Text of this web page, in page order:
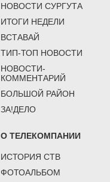
НОВОСТИ СУРГУТА
ИТОГИ НЕДЕЛИ
ВСТАВАЙ
ТИП-ТОП НОВОСТИ
НОВОСТИ-
КОММЕНТАРИЙ
БОЛЬШОЙ РАЙОН
ЗА!ДЕЛО
О ТЕЛЕКОМПАНИИ
ИСТОРИЯ СТВ
ФОТОАЛЬБОМ